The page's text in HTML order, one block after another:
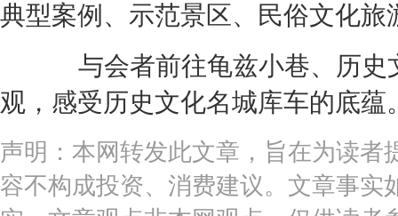
典型案例、示范景区、民俗文化旅
与会者前往龟兹小巷、历史
观，感受历史文化名城库车的底蕴
声明：本网转发此文章，旨在为读者
容不构成投资、消费建议。文章事实